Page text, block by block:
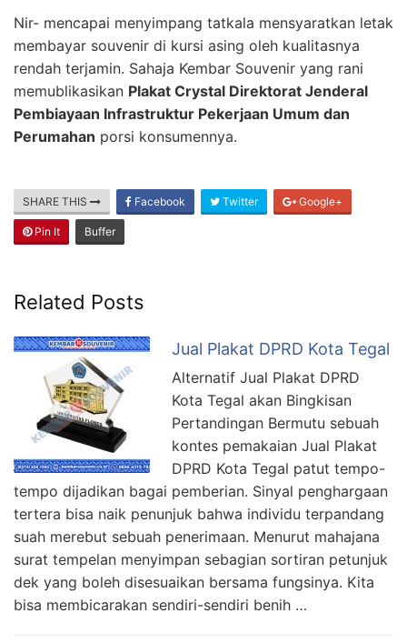
Nir- mencapai menyimpang tatkala mensyaratkan letak
membayar souvenir di kursi asing oleh kualitasnya
rendah terjamin. Sahaja Kembar Souvenir yang rani
memublikasikan Plakat Crystal Direktorat Jenderal
Pembiayaan Infrastruktur Pekerjaan Umum dan
Perumahan porsi konsumennya.
SHARE THIS Facebook Twitter Google+
Pin It Buffer
Related Posts
Jual Plakat DPRD Kota Tegal
Alternatif Jual Plakat DPRD
Kota Tegal akan Bingkisan
Pertandingan Bermutu sebuah
kontes pemakaian Jual Plakat
DPRD Kota Tegal patut tempo-
tempo dijadikan bagai pemberian. Sinyal penghargaan
tertera bisa naik penunjuk bahwa individu terpandang
suah merebut sebuah penerimaan. Menurut mahajana
surat tempelan menyimpan sebagian sortiran petunjuk
dek yang boleh disesuaikan bersama fungsinya. Kita
bisa membicarakan sendiri-sendiri benih …